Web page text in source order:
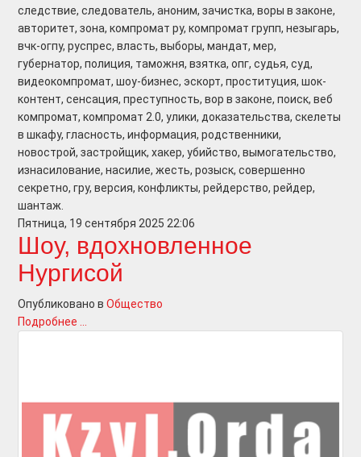
следствие, следователь, аноним, зачистка, воры в законе,
авторитет, зона, компромат ру, компромат групп, незыгарь,
вчк-огпу, руспрес, власть, выборы, мандат, мер,
губернатор, полиция, таможня, взятка, опг, судья, суд,
видеокомпромат, шоу-бизнес, эскорт, проституция, шок-
контент, сенсация, преступность, вор в законе, поиск, веб
компромат, компромат 2.0, улики, доказательства, скелеты
в шкафу, гласность, информация, родственники,
новострой, застройщик, хакер, убийство, вымогательство,
изнасилование, насилие, жесть, розыск, совершенно
секретно, гру, версия, конфликты, рейдерство, рейдер,
шантаж.
Пятница, 19 сентября 2025 22:06
Шоу, вдохновленное
Нургисой
Опубликовано в Общество
Подробнее ...